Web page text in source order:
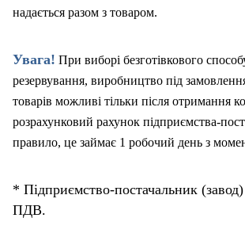
надається разом з товаром.
Увага! При виборі безготівкового
резервування, виробництво під
товарів можливі тільки після отримання
розрахунковий рахунок підприємства-
правило, це займає 1 робочий день з
* Підприємство-постачальник
ПДВ.